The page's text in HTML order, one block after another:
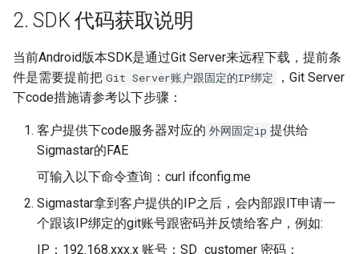
IVE
LDC
MIPITX
NIR
SSD_UART使用参考
SSD_MIPI_Sensor配置参
SSD_Sensor_Driver配置
2. SDK 代码获取说明
当前Android版本SDK是通过Git Server来远程下载，提前条
件是需要提前把 Git Server账户跟固定的IP绑定
，Git Server
下code措施请参考以下步骤：
客户提供下code服务器对应的 外网固定ip 提供给
Sigmastar的FAE
可输入以下命令查询：curl ifconfig.me
Sigmastar拿到客户提供的IP之后，会内部跟IT申请一
个跟该IP绑定的git账号跟密码并反馈给客户，例如:
IP：192.168.xxx.x 账号：SD_customer 密码：